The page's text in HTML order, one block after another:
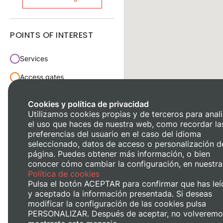
POINTS OF INTEREST
Services
Access gates
Transport
Meeting points
Cookies y política de privacidad
Utilizamos cookies propias y de terceros para
el uso que haces de nuestra web, como recordar
preferencias del usuario en el caso del idioma
seleccionado, datos de acceso o personalización
página. Puedes obtener más información, o bien
conocer cómo cambiar la configuración, en nuestra
Política de cookies
Pulsa el botón ACEPTAR para confirmar que has
y aceptado la información presentada. Si deseas
modificar la configuración de las cookies pulsa
PERSONALIZAR. Después de aceptar, no